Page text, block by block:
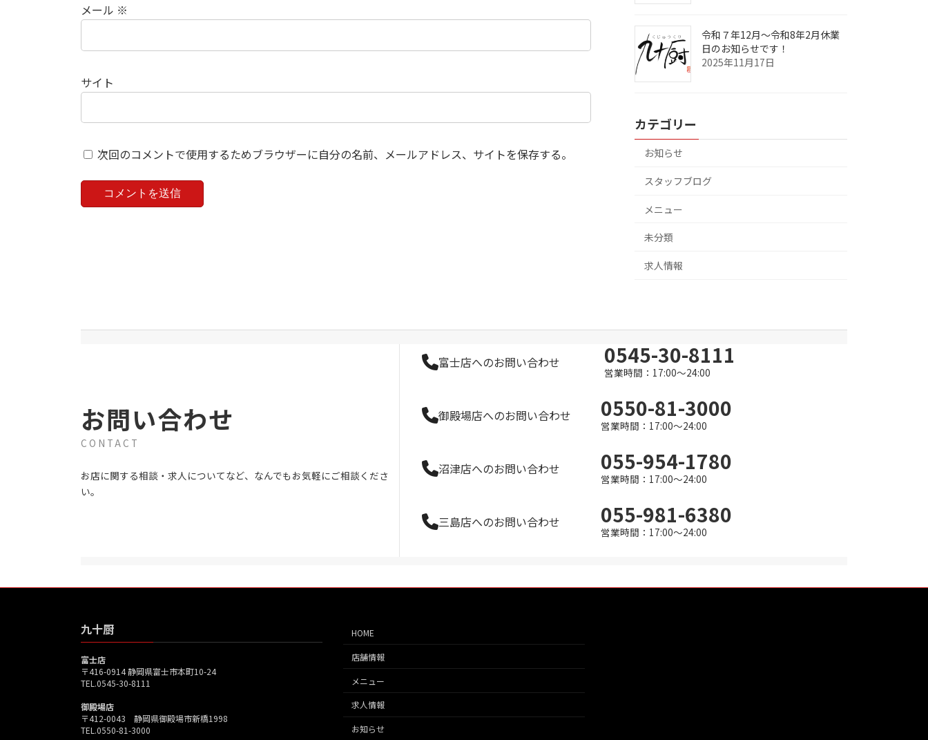
メール ※
サイト
次回のコメントで使用するためブラウザーに自分の名前、メールアドレス、サイトを保存する。
令和７年12月～令和8年2月休業
日のお知らせです！
2025年11月17日
カテゴリー
お知らせ
スタッフブログ
メニュー
未分類
求人情報
お問い合わせ
CONTACT
お店に関する相談・求人についてなど、なんでもお気軽にご相談くださ
い。
富士店へのお問い合わせ 0545-30-8111
営業時間：17:00～24:00
御殿場店へのお問い合わせ 0550-81-3000
営業時間：17:00～24:00
沼津店へのお問い合わせ 055-954-1780
営業時間：17:00～24:00
三島店へのお問い合わせ 055-981-6380
営業時間：17:00～24:00
九十厨
富士店
〒416-0914 静岡県富士市本町10-24
TEL.0545-30-8111
御殿場店
〒412-0043 静岡県御殿場市新橋1998
TEL.0550-81-3000
HOME
店舗情報
メニュー
求人情報
お知らせ